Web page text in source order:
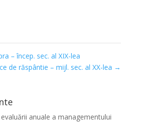
– încep. sec. al XIX-lea
de răspântie – mijl. sec. al XX-lea →
anuale a managementului